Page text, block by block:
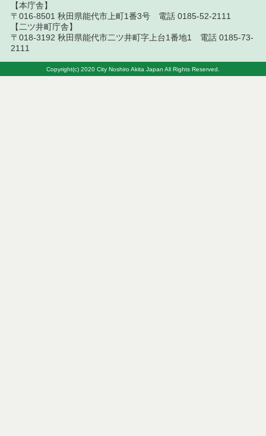
令和８年７月１０日執行 委託・賃貸借等入札結果
令和８年７月１０日執行 物品（指名競争入札等）
令和８年７月９日執行 物品（公開調達）見積徴取
【本庁舎】
〒016-8501 秋田県能代市上町1番3号 電話 0185-52-2111
【二ツ井町庁舎】
〒018-3192 秋田県能代市二ツ井町字上台1番地1 電話 0185-73-
2111
Copyright(c) 2020 City Noshiro Akita Japan All Rights Reserved.